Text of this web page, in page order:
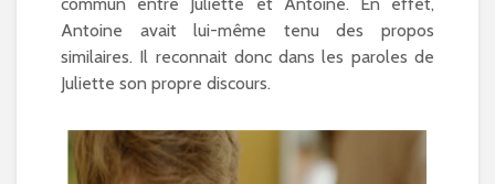
Antoine avait lui-même tenu des propos
similaires. Il reconnait donc dans les paroles de
Juliette son propre discours.